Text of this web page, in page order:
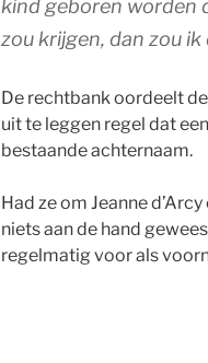
kind geboren worden
zou krijgen, dan zou
De rechtbank oordeelt
uit te leggen regel dat
bestaande achternaam.
Had ze om Jeanne
niets aan de hand
regelmatig voor als